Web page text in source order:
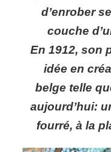
d’enrober
couche
En 1912, son
idée en
belge telle
aujourd’hui:
fourré, à la